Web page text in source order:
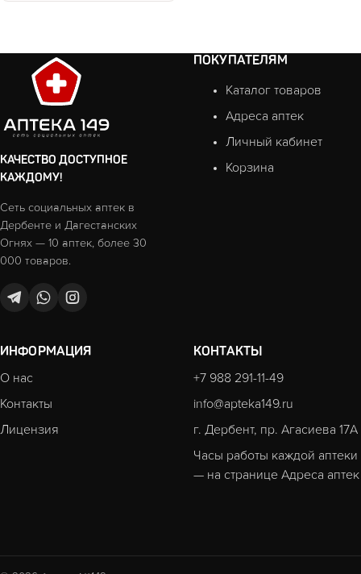
КАЧЕСТВО ДОСТУПНОЕ
КАЖДОМУ!
Сеть социальных аптек в
Дербенте и Дагестанских
Огнях — 10 аптек, более 30
000 товаров.
ПОКУПАТЕЛЯМ
Каталог товаров
Адреса аптек
Личный кабинет
Корзина
ИНФОРМАЦИЯ
О нас
Контакты
Лицензия
КОНТАКТЫ
+7 988 291-11-49
info@apteka149.ru
г. Дербент, пр. Агасиева 17А
Часы работы каждой аптеки
— на странице Адреса аптек